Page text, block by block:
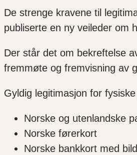
De strenge kravene til
publiserte en ny veileder om
Der står det om bekreftelse
fremmøte og fremvisning av
Gyldig legitimasjon for
Norske og utenlandske
Norske førerkort
Norske bankkort med